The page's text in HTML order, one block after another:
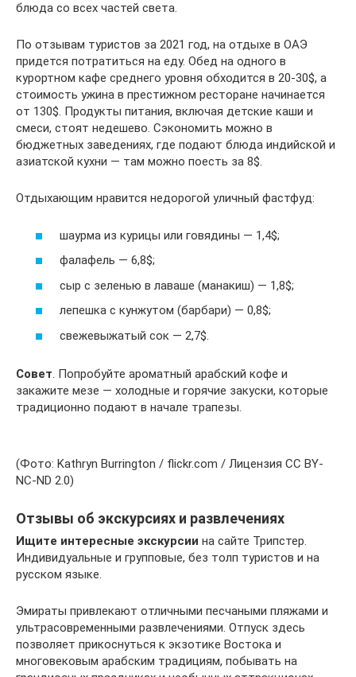
блюда со всех частей света.
По отзывам туристов за 2021 год, на отдыхе в ОАЭ
придется потратиться на еду. Обед на одного в
курортном кафе среднего уровня обходится в 20-30$, а
стоимость ужина в престижном ресторане начинается
от 130$. Продукты питания, включая детские каши и
смеси, стоят недешево. Сэкономить можно в
бюджетных заведениях, где подают блюда индийской и
азиатской кухни — там можно поесть за 8$.
Отдыхающим нравится недорогой уличный фастфуд:
шаурма из курицы или говядины — 1,4$;
фалафель — 6,8$;
сыр с зеленью в лаваше (манакиш) — 1,8$;
лепешка с кунжутом (барбари) — 0,8$;
свежевыжатый сок — 2,7$.
Совет . Попробуйте ароматный арабский кофе и
закажите мезе — холодные и горячие закуски, которые
традиционно подают в начале трапезы.
(Фото: Kathryn Burrington / flickr.com / Лицензия CC BY-
NC-ND 2.0)
Отзывы об экскурсиях и развлечениях
Ищите интересные экскурсии на сайте Трипстер.
Индивидуальные и групповые, без толп туристов и на
русском языке.
Эмираты привлекают отличными песчаными пляжами и
ультрасовременными развлечениями. Отпуск здесь
позволяет прикоснуться к экзотике Востока и
многовековым арабским традициям, побывать на